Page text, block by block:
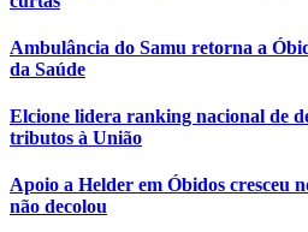
Ambulância do Samu retorna a
da Saúde
Elcione lidera ranking nacional de
tributos à União
Apoio a Helder em Óbidos cresceu
não decolou